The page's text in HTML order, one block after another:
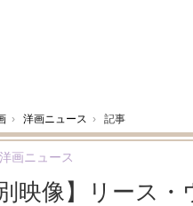
› 洋画ニュース › 記事
別映像】リース
洋画ニュース